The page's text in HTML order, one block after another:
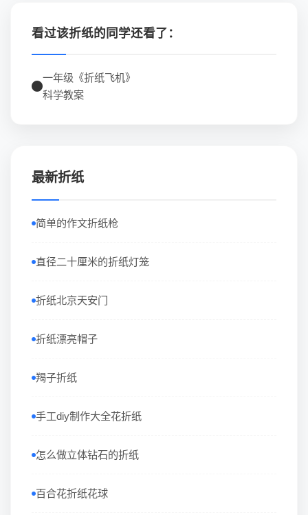
看过该折纸的同学还看了：
一年级《折纸飞机》
科学教案
最新折纸
简单的作文折纸枪
直径二十厘米的折纸灯笼
折纸北京天安门
折纸漂亮帽子
羯子折纸
手工diy制作大全花折纸
怎么做立体钻石的折纸
百合花折纸花球